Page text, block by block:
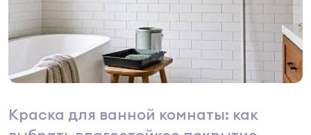
Краска для ванной комнаты: как